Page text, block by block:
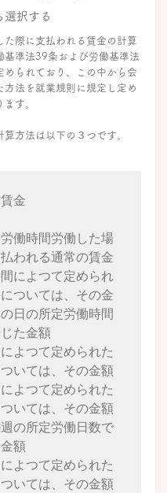
選択する
た際に支払われる賃金の計算
基準法39条および労働基準法
められており、この中から会
方法を就業規則に規定し定め
ます。
算方法は以下の３つです。
金
働時間労働した場
われる通常の賃金
によつて定められ
ついては、その金
日の所定労働時間
た金額
よつて定められた
いては、その金額
よつて定められた
いては、その金額
の所定労働日数で
額
よつて定められた
いては、その金額